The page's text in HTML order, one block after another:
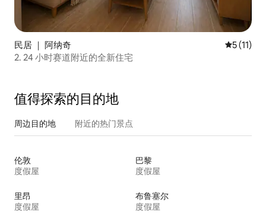
民居 ｜ 阿纳奇 平均评分
5 (11)
2. 24 小时赛道附近的全新住宅
值得探索的目的地
周边目的地 附近的热门景点
伦敦
度假屋
巴黎
度假屋
里昂
度假屋
布鲁塞尔
度假屋